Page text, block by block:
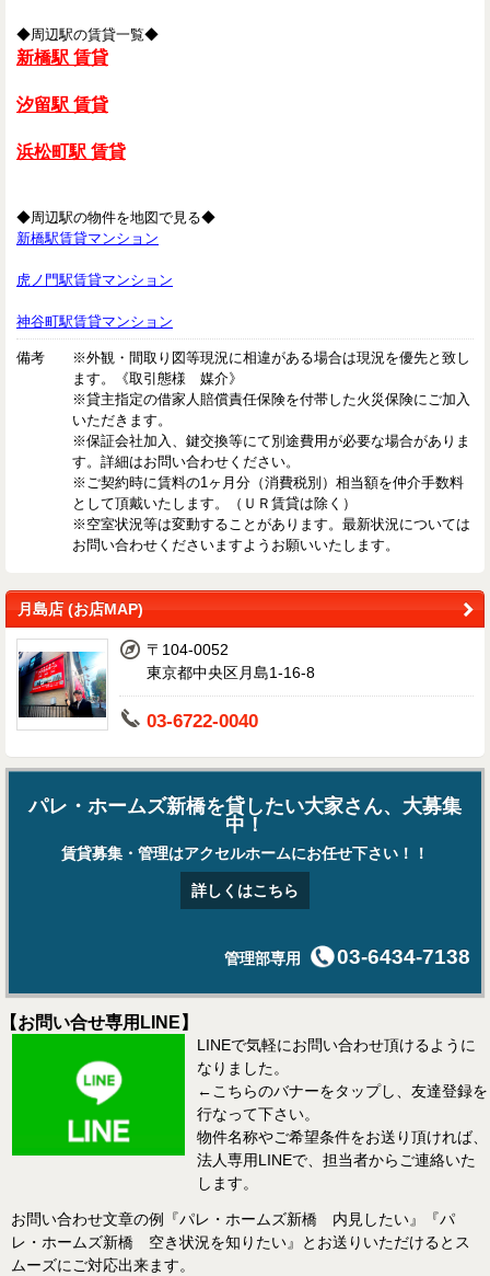
◆周辺駅の賃貸一覧◆
新橋駅 賃貸
汐留駅 賃貸
浜松町駅 賃貸
◆周辺駅の物件を地図で見る◆
新橋駅賃貸マンション
虎ノ門駅賃貸マンション
神谷町駅賃貸マンション
備考
※外観・間取り図等現況に相違がある場合は現況を優先と致し
ます。《取引態様 媒介》
※貸主指定の借家人賠償責任保険を付帯した火災保険にご加入
いただきます。
※保証会社加入、鍵交換等にて別途費用が必要な場合がありま
す。詳細はお問い合わせください。
※ご契約時に賃料の1ヶ月分（消費税別）相当額を仲介手数料
として頂戴いたします。（ＵＲ賃貸は除く）
※空室状況等は変動することがあります。最新状況については
お問い合わせくださいますようお願いいたします。
月島店 (お店MAP)
〒104-0052
東京都中央区月島1-16-8
03-6722-0040
パレ・ホームズ新橋を貸したい大家さん、大募集
中！
賃貸募集・管理はアクセルホームにお任せ下さい！！
詳しくはこちら
管理部専用 03-6434-7138
【お問い合せ専用LINE】
LINEで気軽にお問い合わせ頂けるように
なりました。
←こちらのバナーをタップし、友達登録を
行なって下さい。
物件名称やご希望条件をお送り頂ければ、
法人専用LINEで、担当者からご連絡いた
します。
お問い合わせ文章の例『パレ・ホームズ新橋 内見したい』『パ
レ・ホームズ新橋 空き状況を知りたい』とお送りいただけるとス
ムーズにご対応出来ます。